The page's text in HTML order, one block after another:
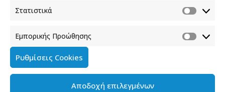
Στατιστικά
Εμπορικής Προώθησης
Ρυθμίσεις Cookies
Αποδοχή επιλεγμένων